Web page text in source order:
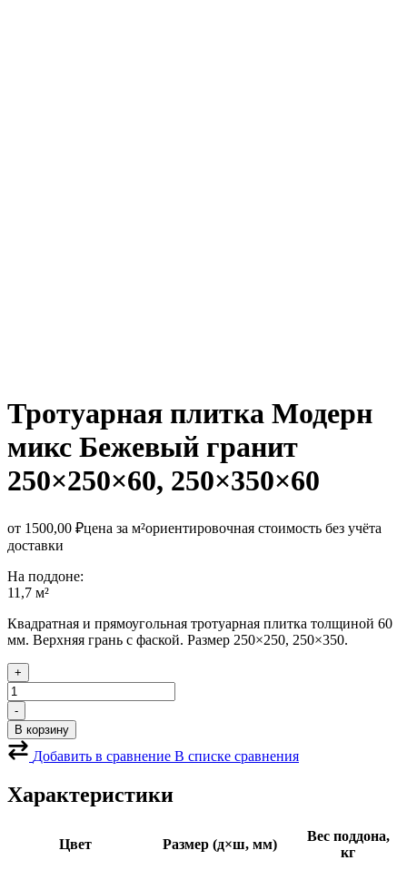
Тротуарная плитка Модерн
микс Бежевый гранит
250×250×60, 250×350×60
от 1500,00 ₽цена за м²ориентировочная стоимость без учёта
доставки
На поддоне:
11,7 м²
Квадратная и прямоугольная тротуарная плитка толщиной 60
мм. Верхняя грань с фаской. Размер 250×250, 250×350.
+
Количество
товара
Тротуарная
плитка
Модерн
Бежевый
гранит
-
В корзину
Добавить в сравнение В списке сравнения
Характеристики
Цвет Размер (д×ш, мм)
Вес поддона,
кг